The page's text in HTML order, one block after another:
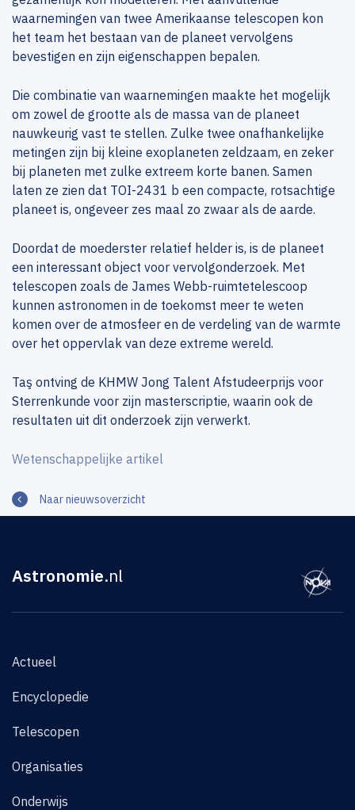
waarnemingen van twee Amerikaanse telescopen kon
het team het bestaan van de planeet vervolgens
bevestigen en zijn eigenschappen bepalen.
Die combinatie van waarnemingen maakte het mogelijk
om zowel de grootte als de massa van de planeet
nauwkeurig vast te stellen. Zulke twee onafhankelijke
metingen zijn bij kleine exoplaneten zeldzaam, en zeker
bij planeten met zulke extreem korte banen. Samen
laten ze zien dat TOI-2431 b een compacte, rotsachtige
planeet is, ongeveer zes maal zo zwaar als de aarde.
Doordat de moederster relatief helder is, is de planeet
een interessant object voor vervolgonderzoek. Met
telescopen zoals de James Webb-ruimtetelescoop
kunnen astronomen in de toekomst meer te weten
komen over de atmosfeer en de verdeling van de warmte
over het oppervlak van deze extreme wereld.
Taş ontving de KHMW Jong Talent Afstudeerprijs voor
Sterrenkunde voor zijn masterscriptie, waarin ook de
resultaten uit dit onderzoek zijn verwerkt.
Wetenschappelijke artikel
Naar nieuwsoverzicht
Astronomie.nl
Actueel
Encyclopedie
Telescopen
Organisaties
Onderwijs